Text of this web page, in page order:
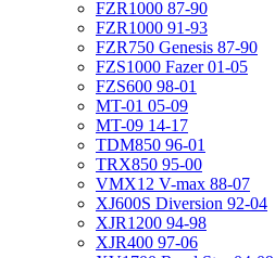
FZR1000 87-90
FZR1000 91-93
FZR750 Genesis 87-90
FZS1000 Fazer 01-05
FZS600 98-01
MT-01 05-09
MT-09 14-17
TDM850 96-01
TRX850 95-00
VMX12 V-max 88-07
XJ600S Diversion 92-04
XJR1200 94-98
XJR400 97-06